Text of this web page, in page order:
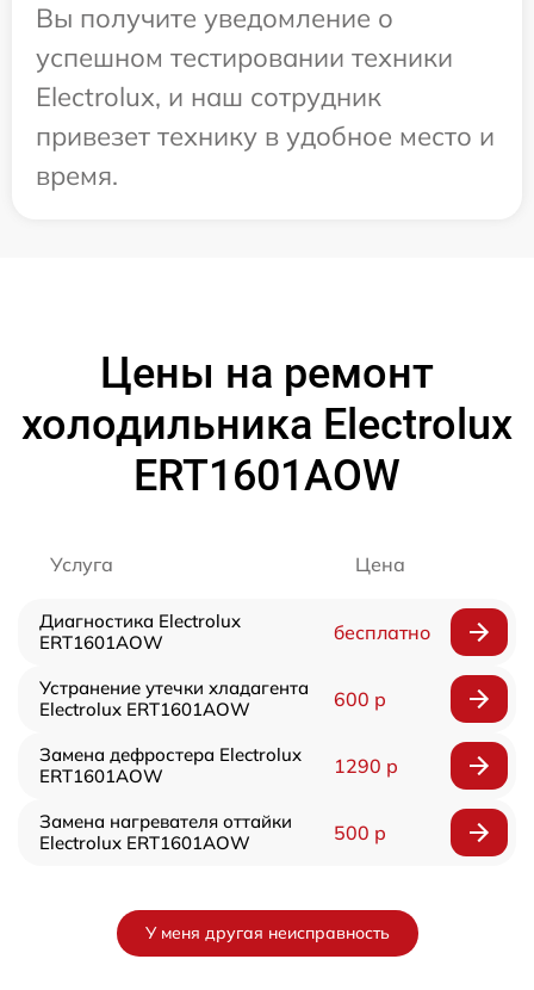
Вы получите уведомление о
успешном тестировании техники
Electrolux, и наш сотрудник
привезет технику в удобное место и
время.
Цены на ремонт
холодильника Electrolux
ERT1601AOW
Услуга Цена
Диагностика Electrolux
ERT1601AOW
бесплатно
Устранение утечки хладагента
Electrolux ERT1601AOW
600 р
Замена дефростера Electrolux
ERT1601AOW
1290 р
Замена нагревателя оттайки
Electrolux ERT1601AOW
500 р
У меня другая неисправность